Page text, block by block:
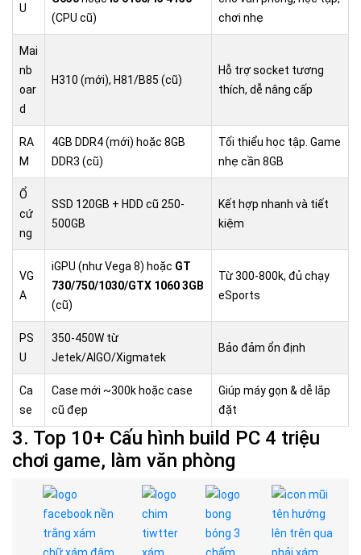
U
(CPU cũ)
chơi nhẹ
Mai
nb
oar
d
H310 (mới), H81/B85 (cũ)
Hỗ trợ socket tương
thích, dễ nâng cấp
RA
M
4GB DDR4 (mới) hoặc 8GB
DDR3 (cũ)
Tối thiểu học tập. Game
nhẹ cần 8GB
Ổ
cứ
ng
SSD 120GB + HDD cũ 250-
500GB
Kết hợp nhanh và tiết
kiệm
VG
A
iGPU (như Vega 8) hoặc GT
730/750/1030/GTX 1060 3GB
(cũ)
Từ 300-800k, đủ chạy
eSports
PS
U
350-450W từ
Jetek/AIGO/Xigmatek
Bảo đảm ổn định
Ca
se
Case mới ~300k hoặc case
cũ đẹp
Giúp máy gọn & dễ lắp
đặt
3. Top 10+ Cấu hình build PC 4 triệu
chơi game, làm văn phòng